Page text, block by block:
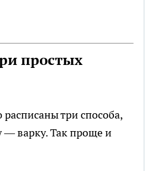
простых
три способа,
— варку. Так проще и